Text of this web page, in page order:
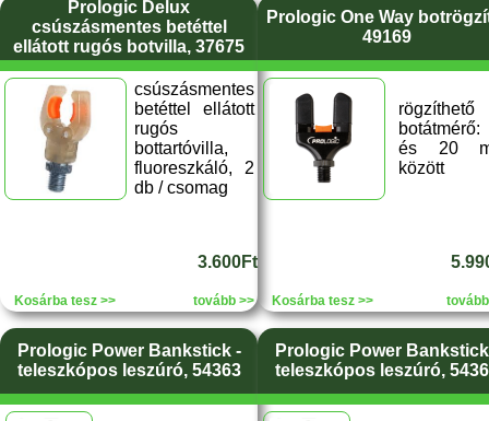
Prologic Delux
csúszásmentes betéttel
ellátott rugós botvilla, 37675
csúszásmentes
betéttel ellátott
rugós
bottartóvilla,
fluoreszkáló, 2
db / csomag
3.600Ft
Kosárba tesz >> tovább >>
Prologic One Way
49169
rögzíthető
botátmérő:
és 20
között
Kosárba tesz >>
Prologic Power Bankstick -
teleszkópos leszúró, 54363
Prologic Power
teleszkópos leszúró,